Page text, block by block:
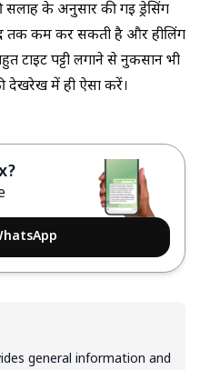
सलाह के अनुसार की गई ड्रेसिंग
तक कम कर सकती है और हीलिंग
टाइट पट्टी लगाने से नुकसान भी
देखरेख में ही ऐसा करें।
general information and